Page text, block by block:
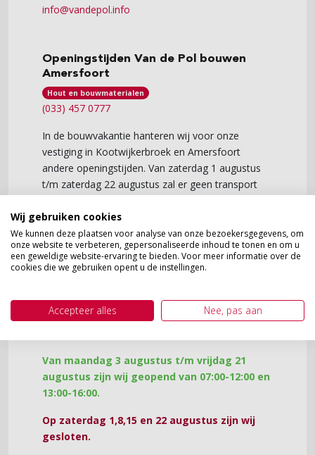
info@vandepol.info
Openingstijden Van de Pol bouwen
Amersfoort
Hout en bouwmaterialen
(033) 457 0777
In de bouwvakantie hanteren wij voor onze
vestiging in Kootwijkerbroek en Amersfoort
andere openingstijden. Van zaterdag 1 augustus
t/m zaterdag 22 augustus zal er geen transport
gesloten.
Let op! Vrijdag juli zijn wij geopend tot 14:30 uur.
Bouwmaterialen shop
Van maandag 3 augustus t/m vrijdag 21
augustus zijn wij geopend van 07:00-12:00 en
13:00-16:00.
Op zaterdag 1,8,15 en 22 augustus zijn wij
gesloten.
Wij gebruiken cookies
We kunnen deze plaatsen voor analyse van onze bezoekersgegevens, om
onze website te verbeteren, gepersonaliseerde inhoud te tonen en om u
een geweldige website-ervaring te bieden. Voor meer informatie over de
cookies die we gebruiken opent u de instellingen.
Accepteer alles Nee, pas aan